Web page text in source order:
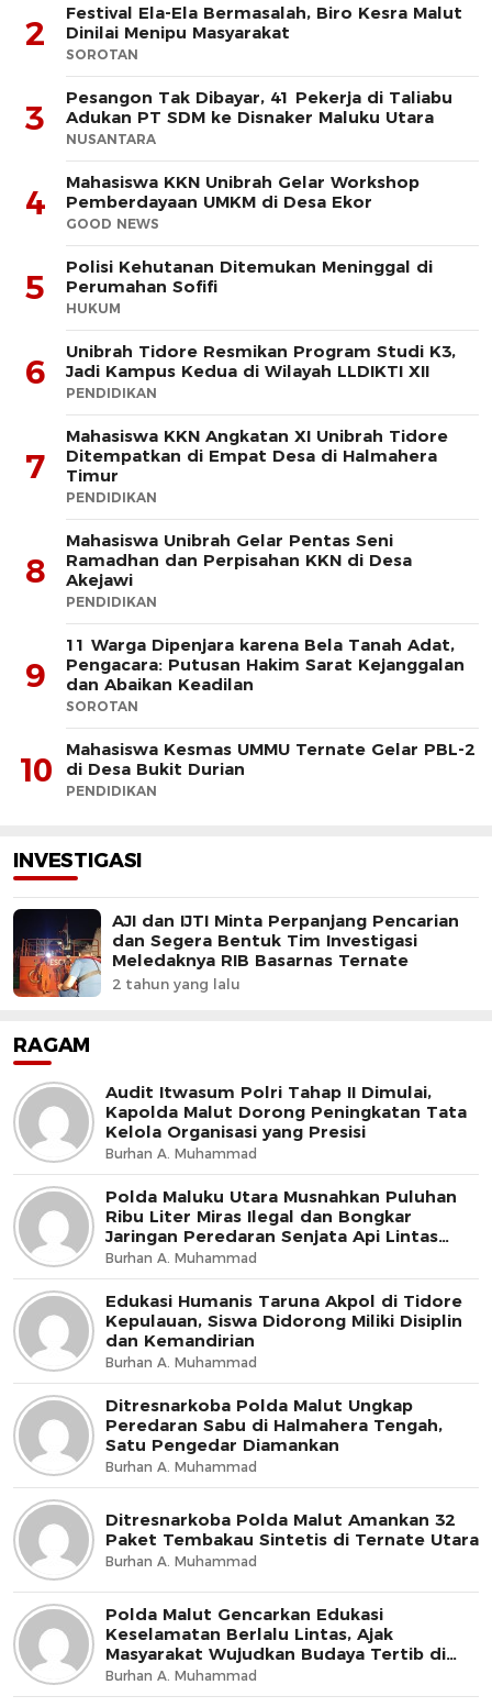
2
Festival Ela-Ela Bermasalah, Biro Kesra Malut
Dinilai Menipu Masyarakat
SOROTAN
3
Pesangon Tak Dibayar, 41 Pekerja di Taliabu
Adukan PT SDM ke Disnaker Maluku Utara
NUSANTARA
4
Mahasiswa KKN Unibrah Gelar Workshop
Pemberdayaan UMKM di Desa Ekor
GOOD NEWS
5
Polisi Kehutanan Ditemukan Meninggal di
Perumahan Sofifi
HUKUM
6
Unibrah Tidore Resmikan Program Studi K3,
Jadi Kampus Kedua di Wilayah LLDIKTI XII
PENDIDIKAN
7
Mahasiswa KKN Angkatan XI Unibrah Tidore
Ditempatkan di Empat Desa di Halmahera
Timur
PENDIDIKAN
8
Mahasiswa Unibrah Gelar Pentas Seni
Ramadhan dan Perpisahan KKN di Desa
Akejawi
PENDIDIKAN
9
11 Warga Dipenjara karena Bela Tanah Adat,
Pengacara: Putusan Hakim Sarat Kejanggalan
dan Abaikan Keadilan
SOROTAN
10
Mahasiswa Kesmas UMMU Ternate Gelar PBL-2
di Desa Bukit Durian
PENDIDIKAN
INVESTIGASI
AJI dan IJTI Minta Perpanjang Pencarian
dan Segera Bentuk Tim Investigasi
Meledaknya RIB Basarnas Ternate
2 tahun yang lalu
RAGAM
Audit Itwasum Polri Tahap II Dimulai,
Kapolda Malut Dorong Peningkatan Tata
Kelola Organisasi yang Presisi
Burhan A. Muhammad
Polda Maluku Utara Musnahkan Puluhan
Ribu Liter Miras Ilegal dan Bongkar
Jaringan Peredaran Senjata Api Lintas
Negara
Burhan A. Muhammad
Edukasi Humanis Taruna Akpol di Tidore
Kepulauan, Siswa Didorong Miliki Disiplin
dan Kemandirian
Burhan A. Muhammad
Ditresnarkoba Polda Malut Ungkap
Peredaran Sabu di Halmahera Tengah,
Satu Pengedar Diamankan
Burhan A. Muhammad
Ditresnarkoba Polda Malut Amankan 32
Paket Tembakau Sintetis di Ternate Utara
Burhan A. Muhammad
Polda Malut Gencarkan Edukasi
Keselamatan Berlalu Lintas, Ajak
Masyarakat Wujudkan Budaya Tertib di
Jalan
Burhan A. Muhammad